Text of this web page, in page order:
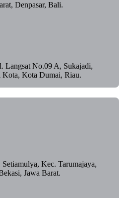
Denpasar, Bali.
Langsat No.09 A, Sukajadi,
Kota, Kota Dumai, Riau.
Kec. Tarumajaya,
Jawa Barat.